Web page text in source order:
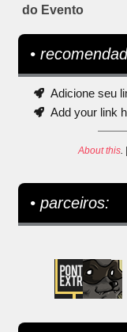
do Evento
•
Adicione seu
Add your link
About this.
• parceiros: